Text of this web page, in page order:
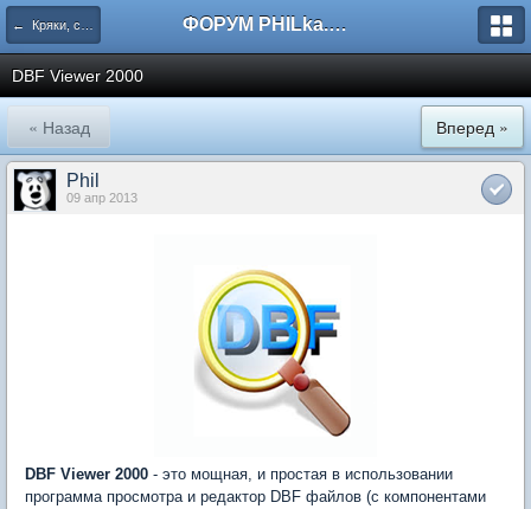
← Кряки, серийные номера, свежий варез ФОРУМ PHILka.RU
DBF Viewer 2000
« Назад Вперед »
Phil
09 апр 2013
DBF Viewer 2000 - это мощная, и простая в использовании
программа просмотра и редактор DBF файлов (с компонентами